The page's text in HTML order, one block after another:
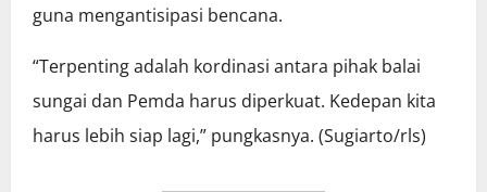
guna mengantisipasi bencana.
“Terpenting adalah kordinasi antara pihak balai
sungai dan Pemda harus diperkuat. Kedepan kita
harus lebih siap lagi,” pungkasnya. (Sugiarto/rls)